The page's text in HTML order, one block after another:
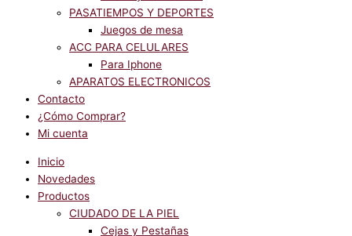
PASATIEMPOS Y DEPORTES
Juegos de mesa
ACC PARA CELULARES
Para Iphone
APARATOS ELECTRONICOS
Contacto
¿Cómo Comprar?
Mi cuenta
Inicio
Novedades
Productos
CIUDADO DE LA PIEL
Cejas y Pestañas